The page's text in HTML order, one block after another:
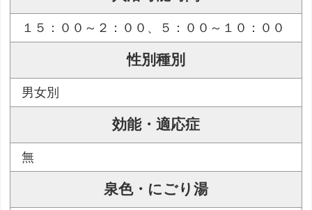
１５：００～２：００、５：００～１０：００
性別種別
男女別
効能・適応症
無
泉色・にごり湯